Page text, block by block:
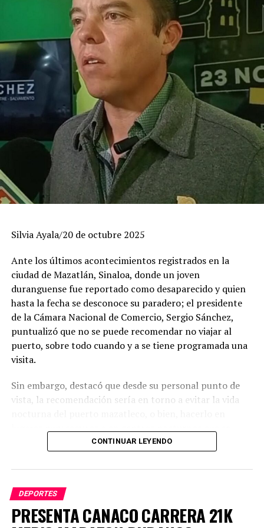
Silvia Ayala/20 de octubre 2025
Ante los últimos acontecimientos registrados en la
ciudad de Mazatlán, Sinaloa, donde un joven
duranguense fue reportado como desaparecido y quien
hasta la fecha se desconoce su paradero; el presidente
de la Cámara Nacional de Comercio, Sergio Sánchez,
puntualizó que no se puede recomendar no viajar al
puerto, sobre todo cuando y a se tiene programada una
visita.
Sin embargo, destacó que desde su personal punto de
vista, la recomendación sería en torno a evitar la vida
ubiquen dentro del propio hotel donde se tiene el
hospedaje.
conocer, y tenemos un nivel de seguridad muy
aceptable, también podemos quedarnos en nuestro
Estado, visitar municipios, conocer nuestro entorno»,
CONTINUAR LEYENDO
DEPORTES
PRESENTA CANACO CARRERA 21K